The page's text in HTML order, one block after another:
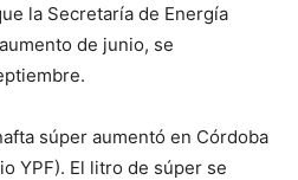
la Secretaría de Energía
de junio, se
súper aumentó en Córdoba
YPF). El litro de súper se